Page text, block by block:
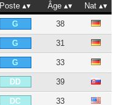
Poste Âge
Nat
G 38
G 31
G 33
DD 39
DC 33